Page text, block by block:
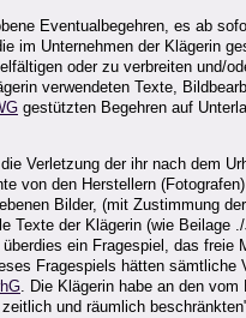
Eventualbegehren, es ab
Unternehmen der Klägerin
oder zu verbreiten und/
verwendeten Texte,
gestützten Begehren auf
Verletzung der ihr nach dem
von den Herstellern
Bilder, (mit Zustimmung
der Klägerin (wie
ein Fragespiel, das
Fragespiels hätten
. Die Klägerin habe an den
und räumlich